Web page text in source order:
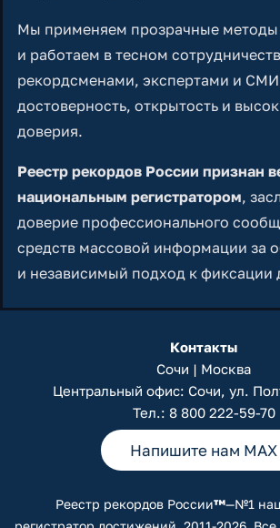
Мы применяем прозрачные
и работаем в тесном
рекордсменами, экспертами и
достоверность, открытость и
доверия.
Реестр рекордов России признан
национальным регистратором,
доверие профессионального
средств массовой информации за
и независимый подход к фиксации
Контакты
Сочи | Москва
Центральный офис: Сочи, ул.
Тел.: 8 800 222-59-70
Напишите нам MAX
Реестр рекордов России™—№1